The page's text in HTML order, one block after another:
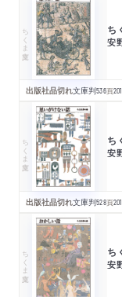
ちくま文庫 ち
安
出版社品切れ文庫判536頁
ちくま文庫 ち
安
出版社品切れ文庫判528頁
ちくま文庫 ち
安